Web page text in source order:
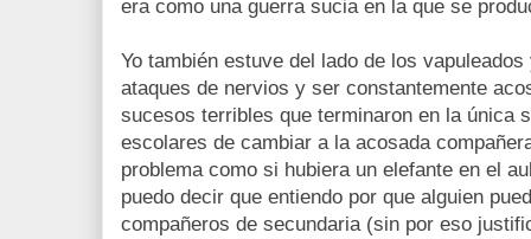
era como una guerra sucia en la que se
Yo también estuve del lado de los
ataques de nervios y ser constantemente
sucesos terribles que terminaron en la única
escolares de cambiar a la acosada
problema como si hubiera un elefante en el
puedo decir que entiendo por que alguien
compañeros de secundaria (sin por eso